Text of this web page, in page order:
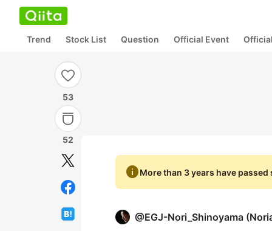
Trend Stock List Question Official Event
53
52
infoMore than 3 years have
@EGJ-Nori_Shinoyama (